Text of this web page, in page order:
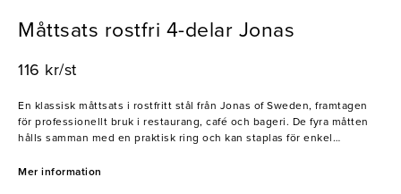
Måttsats rostfri 4-delar Jonas
116 kr/st
En klassisk måttsats i rostfritt stål från Jonas of Sweden, framtagen
för professionellt bruk i restaurang, café och bageri. De fyra måtten
hålls samman med en praktisk ring och kan staplas för enkel
Mer information